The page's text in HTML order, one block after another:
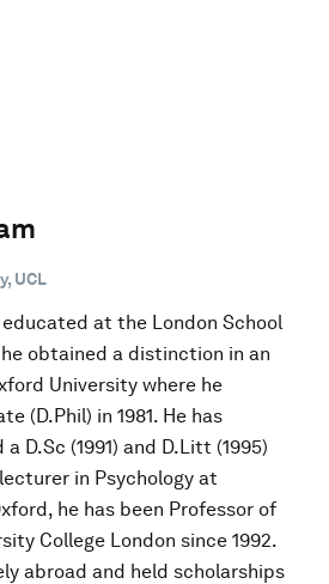
UCL
at the London School
obtained a distinction in an
University where he
(D.Phil) in 1981. He has
D.Sc (1991) and D.Litt (1995)
in Psychology at
he has been Professor of
College London since 1992.
abroad and held scholarships